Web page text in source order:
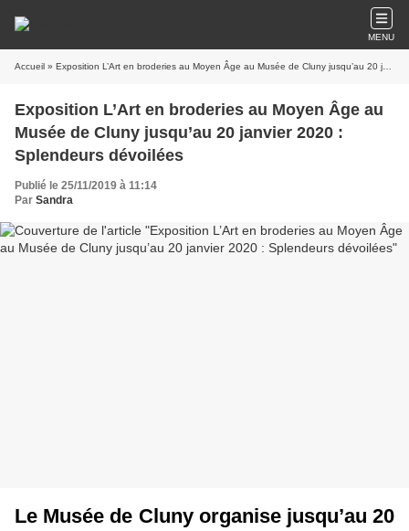
MENU
Accueil » Exposition L’Art en broderies au Moyen Âge au Musée de Cluny jusqu’au 20 janvier 2020 : Splendeurs dévoilées
Exposition L’Art en broderies au Moyen Âge au
Musée de Cluny jusqu’au 20 janvier 2020 :
Splendeurs dévoilées
Publié le 25/11/2019 à 11:14
Par Sandra
Le Musée de Cluny organise jusqu’au 20